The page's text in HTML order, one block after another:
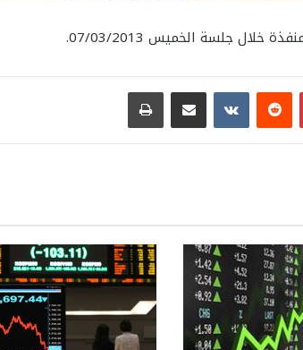
جلسة الخميس 07/03/2013.
بينتيريست مشاركة عبر البريد طباعة